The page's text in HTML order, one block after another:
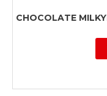
CHOCOLATE